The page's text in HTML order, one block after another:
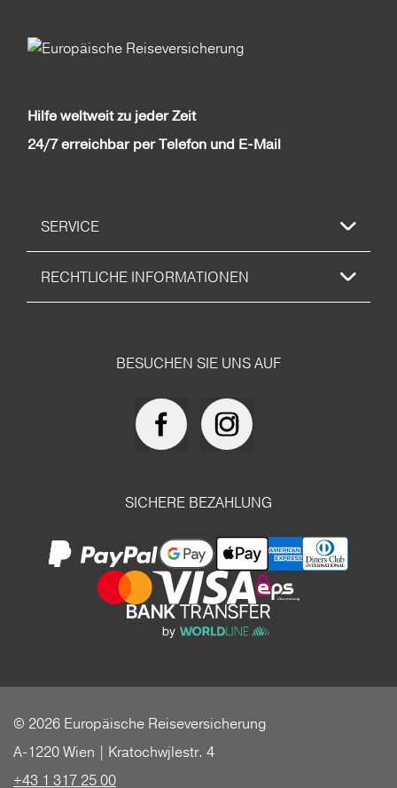
Hilfe weltweit zu jeder Zeit
24/7 erreichbar per Telefon und E-Mail
SERVICE
RECHTLICHE INFORMATIONEN
BESUCHEN SIE UNS AUF
SICHERE BEZAHLUNG
© 2026 Europäische Reiseversicherung
A-1220 Wien | Kratochwjlestr. 4
+43 1 317 25 00